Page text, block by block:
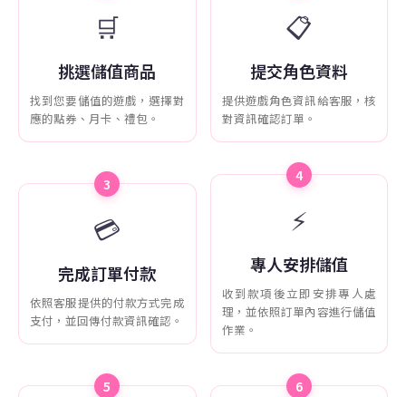
🛒
挑選儲值商品
找到您要儲值的遊戲，選擇對
應的點券、月卡、禮包。
📋
提交角色資料
提供遊戲角色資訊給客服，核
對資訊確認訂單。
3
💳
完成訂單付款
依照客服提供的付款方式完成
支付，並回傳付款資訊確認。
4
⚡
專人安排儲值
收到款項後立即安排專人處
理，並依照訂單內容進行儲值
作業。
5 6